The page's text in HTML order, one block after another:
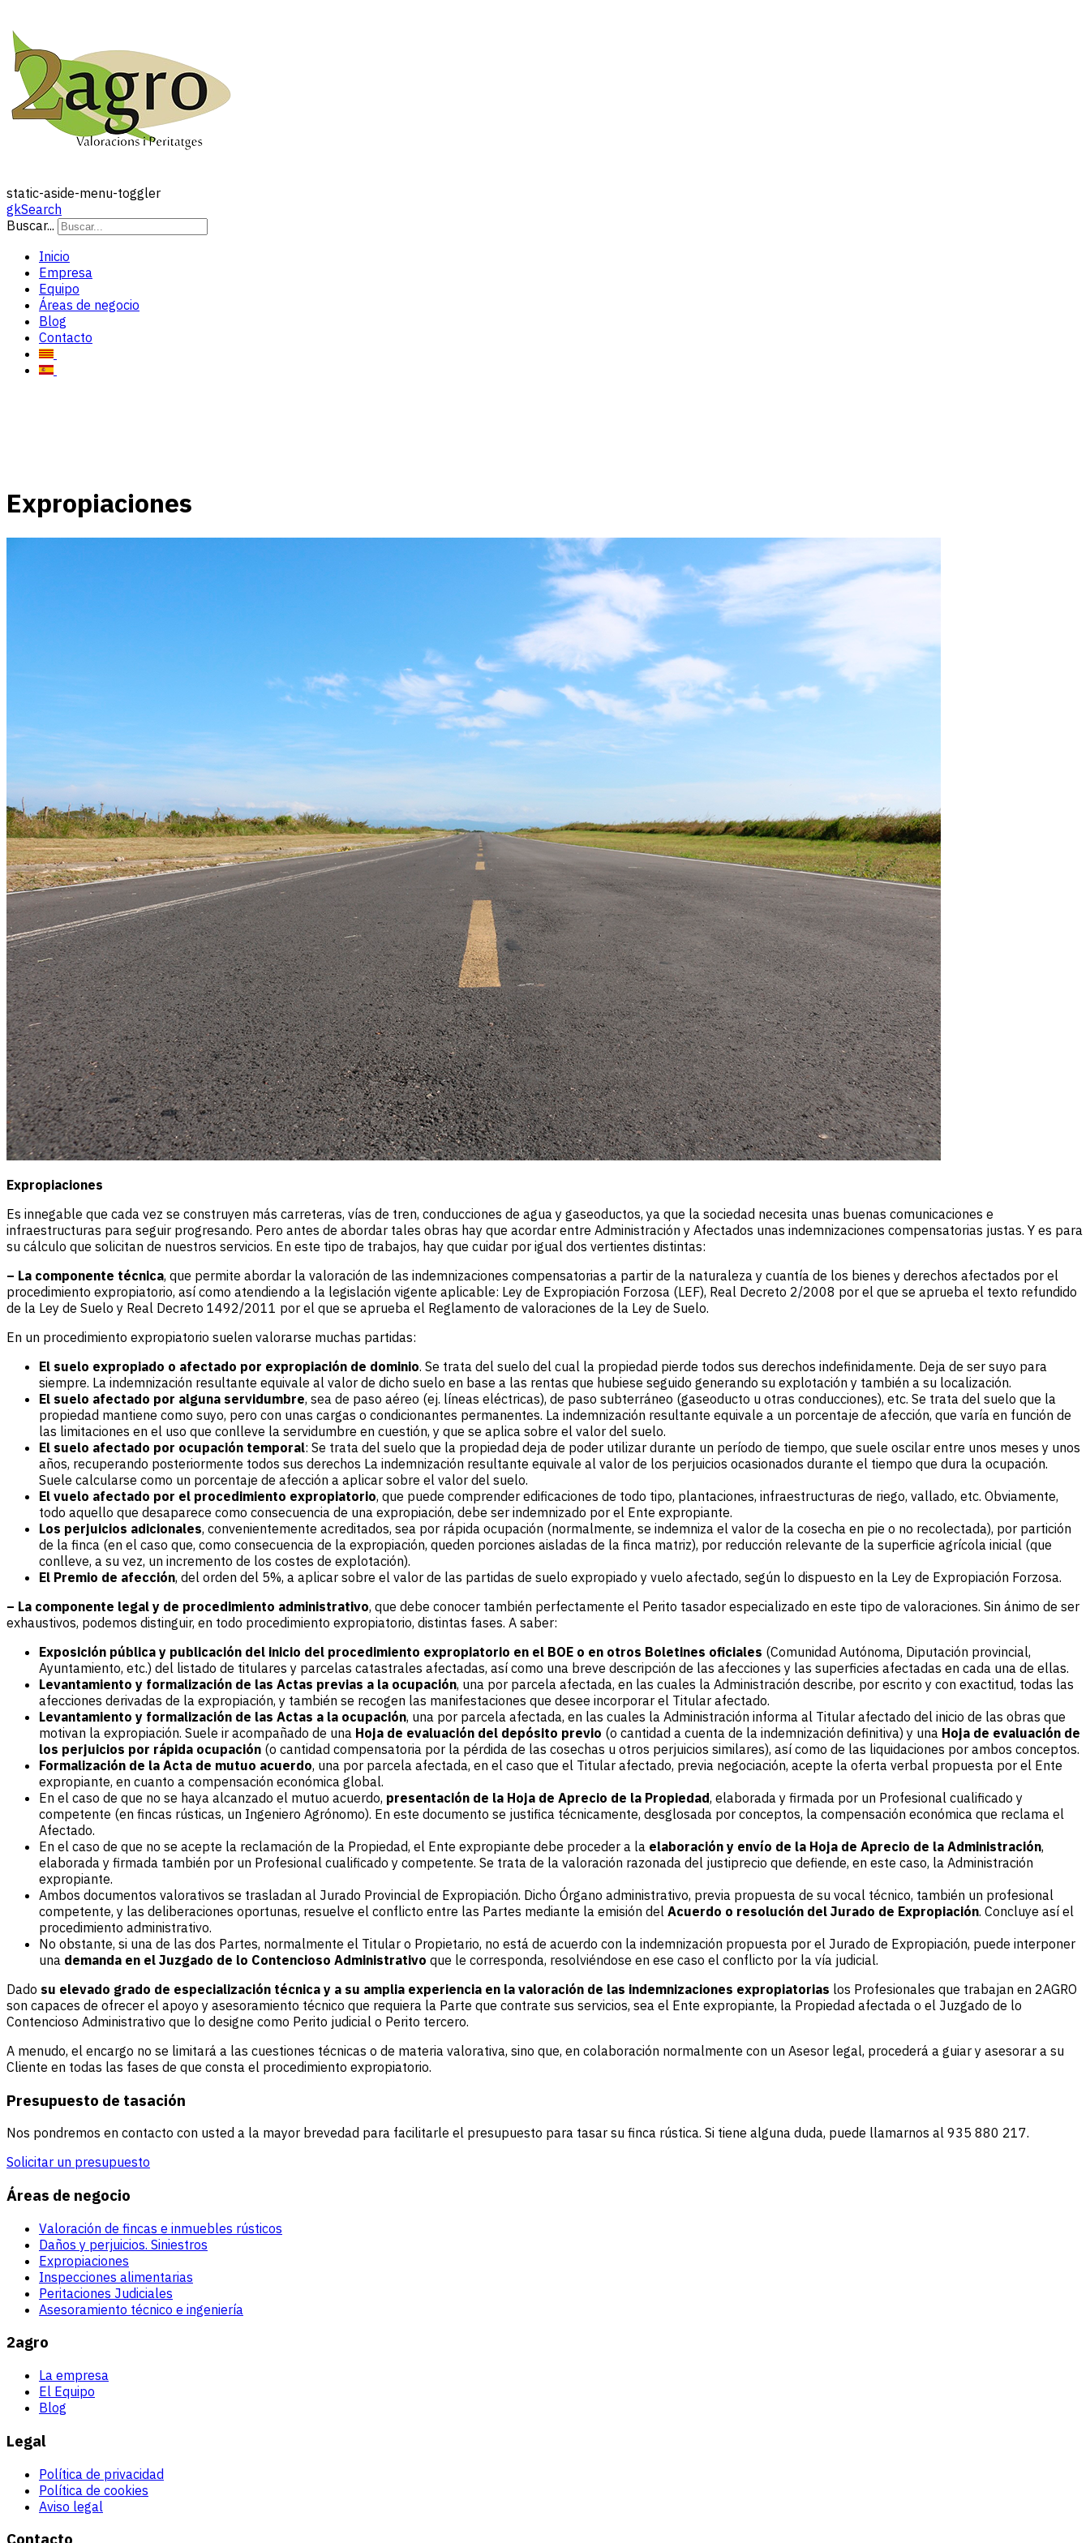
static-aside-menu-toggler
gkSearch
Buscar...
Inicio
Empresa
Equipo
Áreas de negocio
Blog
Contacto
Expropiaciones
Expropiaciones
Es innegable que cada vez se construyen más carreteras, vías de tren, conducciones de agua y gaseoductos, ya que la sociedad necesita unas buenas comunicaciones e
infraestructuras para seguir progresando. Pero antes de abordar tales obras hay que acordar entre Administración y Afectados unas indemnizaciones compensatorias justas. Y es para
su cálculo que solicitan de nuestros servicios. En este tipo de trabajos, hay que cuidar por igual dos vertientes distintas:
– La componente técnica, que permite abordar la valoración de las indemnizaciones compensatorias a partir de la naturaleza y cuantía de los bienes y derechos afectados por el
procedimiento expropiatorio, así como atendiendo a la legislación vigente aplicable: Ley de Expropiación Forzosa (LEF), Real Decreto 2/2008 por el que se aprueba el texto refundido
de la Ley de Suelo y Real Decreto 1492/2011 por el que se aprueba el Reglamento de valoraciones de la Ley de Suelo.
En un procedimiento expropiatorio suelen valorarse muchas partidas:
El suelo expropiado o afectado por expropiación de dominio. Se trata del suelo del cual la propiedad pierde todos sus derechos indefinidamente. Deja de ser suyo para
siempre. La indemnización resultante equivale al valor de dicho suelo en base a las rentas que hubiese seguido generando su explotación y también a su localización.
El suelo afectado por alguna servidumbre, sea de paso aéreo (ej. líneas eléctricas), de paso subterráneo (gaseoducto u otras conducciones), etc. Se trata del suelo que la
propiedad mantiene como suyo, pero con unas cargas o condicionantes permanentes. La indemnización resultante equivale a un porcentaje de afección, que varía en función de
las limitaciones en el uso que conlleve la servidumbre en cuestión, y que se aplica sobre el valor del suelo.
El suelo afectado por ocupación temporal: Se trata del suelo que la propiedad deja de poder utilizar durante un período de tiempo, que suele oscilar entre unos meses y unos
años, recuperando posteriormente todos sus derechos La indemnización resultante equivale al valor de los perjuicios ocasionados durante el tiempo que dura la ocupación.
Suele calcularse como un porcentaje de afección a aplicar sobre el valor del suelo.
El vuelo afectado por el procedimiento expropiatorio, que puede comprender edificaciones de todo tipo, plantaciones, infraestructuras de riego, vallado, etc. Obviamente,
todo aquello que desaparece como consecuencia de una expropiación, debe ser indemnizado por el Ente expropiante.
Los perjuicios adicionales, convenientemente acreditados, sea por rápida ocupación (normalmente, se indemniza el valor de la cosecha en pie o no recolectada), por partición
de la finca (en el caso que, como consecuencia de la expropiación, queden porciones aisladas de la finca matriz), por reducción relevante de la superficie agrícola inicial (que
conlleve, a su vez, un incremento de los costes de explotación).
El Premio de afección, del orden del 5%, a aplicar sobre el valor de las partidas de suelo expropiado y vuelo afectado, según lo dispuesto en la Ley de Expropiación Forzosa.
– La componente legal y de procedimiento administrativo, que debe conocer también perfectamente el Perito tasador especializado en este tipo de valoraciones. Sin ánimo de ser
exhaustivos, podemos distinguir, en todo procedimiento expropiatorio, distintas fases. A saber:
Exposición pública y publicación del inicio del procedimiento expropiatorio en el BOE o en otros Boletines oficiales (Comunidad Autónoma, Diputación provincial,
Ayuntamiento, etc.) del listado de titulares y parcelas catastrales afectadas, así como una breve descripción de las afecciones y las superficies afectadas en cada una de ellas.
Levantamiento y formalización de las Actas previas a la ocupación, una por parcela afectada, en las cuales la Administración describe, por escrito y con exactitud, todas las
afecciones derivadas de la expropiación, y también se recogen las manifestaciones que desee incorporar el Titular afectado.
Levantamiento y formalización de las Actas a la ocupación, una por parcela afectada, en las cuales la Administración informa al Titular afectado del inicio de las obras que
motivan la expropiación. Suele ir acompañado de una Hoja de evaluación del depósito previo (o cantidad a cuenta de la indemnización definitiva) y una Hoja de evaluación de
los perjuicios por rápida ocupación (o cantidad compensatoria por la pérdida de las cosechas u otros perjuicios similares), así como de las liquidaciones por ambos conceptos.
Formalización de la Acta de mutuo acuerdo, una por parcela afectada, en el caso que el Titular afectado, previa negociación, acepte la oferta verbal propuesta por el Ente
expropiante, en cuanto a compensación económica global.
En el caso de que no se haya alcanzado el mutuo acuerdo, presentación de la Hoja de Aprecio de la Propiedad, elaborada y firmada por un Profesional cualificado y
competente (en fincas rústicas, un Ingeniero Agrónomo). En este documento se justifica técnicamente, desglosada por conceptos, la compensación económica que reclama el
Afectado.
En el caso de que no se acepte la reclamación de la Propiedad, el Ente expropiante debe proceder a la elaboración y envío de la Hoja de Aprecio de la Administración,
elaborada y firmada también por un Profesional cualificado y competente. Se trata de la valoración razonada del justiprecio que defiende, en este caso, la Administración
expropiante.
Ambos documentos valorativos se trasladan al Jurado Provincial de Expropiación. Dicho Órgano administrativo, previa propuesta de su vocal técnico, también un profesional
competente, y las deliberaciones oportunas, resuelve el conflicto entre las Partes mediante la emisión del Acuerdo o resolución del Jurado de Expropiación. Concluye así el
procedimiento administrativo.
No obstante, si una de las dos Partes, normalmente el Titular o Propietario, no está de acuerdo con la indemnización propuesta por el Jurado de Expropiación, puede interponer
una demanda en el Juzgado de lo Contencioso Administrativo que le corresponda, resolviéndose en ese caso el conflicto por la vía judicial.
Dado su elevado grado de especialización técnica y a su amplia experiencia en la valoración de las indemnizaciones expropiatorias los Profesionales que trabajan en 2AGRO
son capaces de ofrecer el apoyo y asesoramiento técnico que requiera la Parte que contrate sus servicios, sea el Ente expropiante, la Propiedad afectada o el Juzgado de lo
Contencioso Administrativo que lo designe como Perito judicial o Perito tercero.
A menudo, el encargo no se limitará a las cuestiones técnicas o de materia valorativa, sino que, en colaboración normalmente con un Asesor legal, procederá a guiar y asesorar a su
Cliente en todas las fases de que consta el procedimiento expropiatorio.
Presupuesto de tasación
Nos pondremos en contacto con usted a la mayor brevedad para facilitarle el presupuesto para tasar su finca rústica. Si tiene alguna duda, puede llamarnos al 935 880 217.
Solicitar un presupuesto
Áreas de negocio
Valoración de fincas e inmuebles rústicos
Daños y perjuicios. Siniestros
Expropiaciones
Inspecciones alimentarias
Peritaciones Judiciales
Asesoramiento técnico e ingeniería
2agro
La empresa
El Equipo
Blog
Legal
Política de privacidad
Política de cookies
Aviso legal